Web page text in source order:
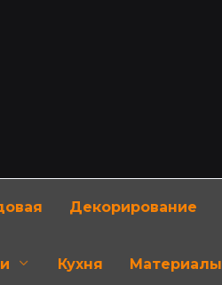
Декорирование
Кухня Материалы